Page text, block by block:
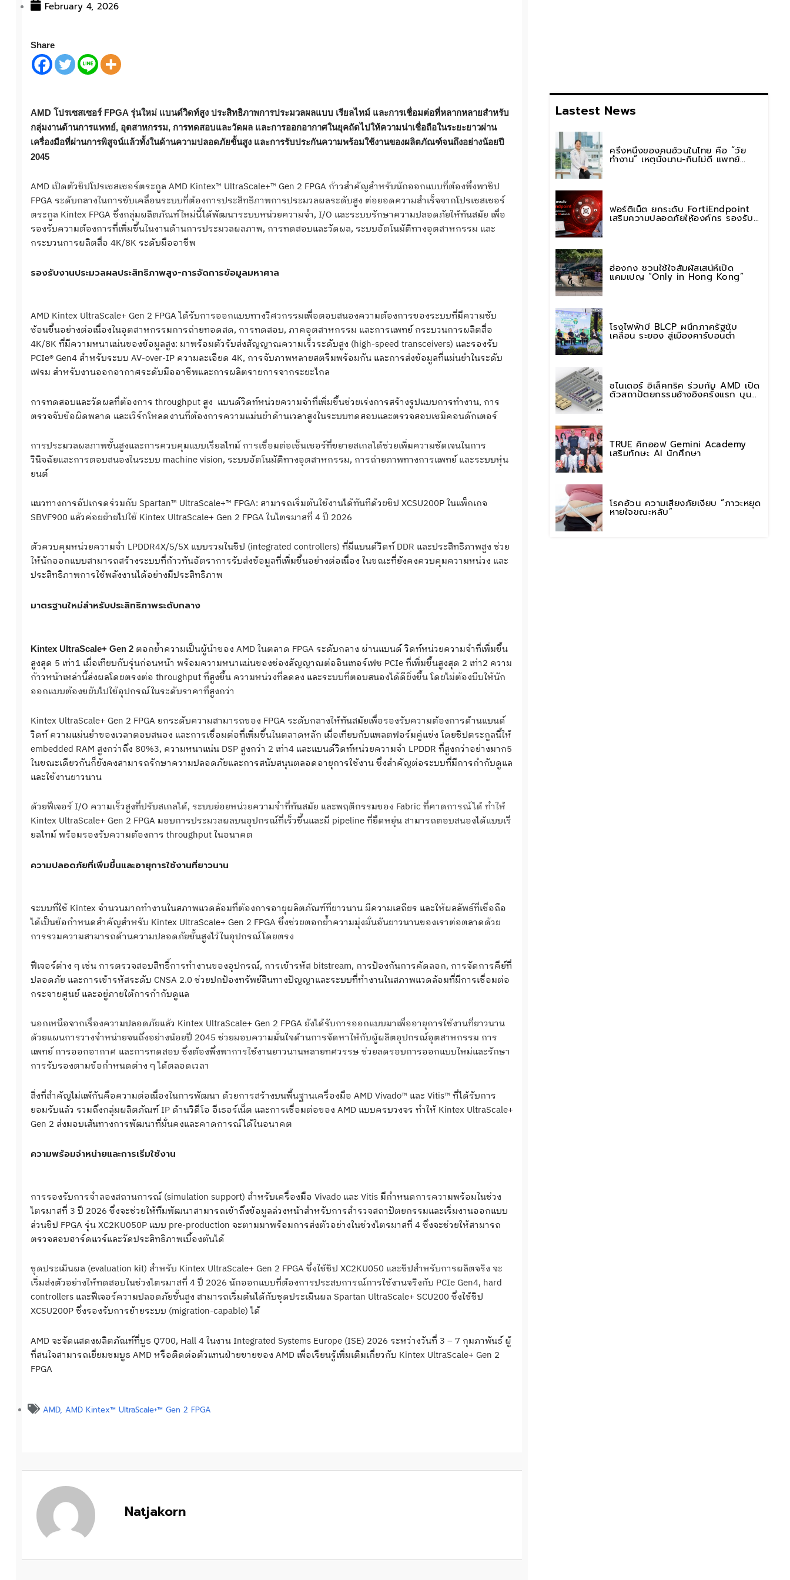
February 4, 2026
Share
AMD โปรเซสเซอร์ FPGA รุ่นใหม่ แบนด์วิดท์สูง ประสิทธิภาพการประมวลผลแบบ เรียลไทม์ และการเชื่อมต่อที่หลากหลายสำหรับ
กลุ่มงานด้านการแพทย์, อุตสาหกรรม, การทดสอบและวัดผล และการออกอากาศในยุคถัดไปให้ความน่าเชื่อถือในระยะยาวผ่าน
เครื่องมือที่ผ่านการพิสูจน์แล้วทั้งในด้านความปลอดภัยขั้นสูง และการรับประกันความพร้อมใช้งานของผลิตภัณฑ์จนถึงอย่างน้อยปี
2045
AMD เปิดตัวชิปโปรเซสเซอร์ตระกูล AMD Kintex™ UltraScale+™ Gen 2 FPGA ก้าวสำคัญสำหรับนักออกแบบที่ต้องพึ่งพาชิป
FPGA ระดับกลางในการขับเคลื่อนระบบที่ต้องการประสิทธิภาพการประมวลผลระดับสูง ต่อยอดความสำเร็จจากโปรเซสเซอร์
ตระกูล Kintex FPGA ซึ่งกลุ่มผลิตภัณฑ์ใหม่นี้ได้พัฒนาระบบหน่วยความจำ, I/O และระบบรักษาความปลอดภัยให้ทันสมัย เพื่อ
รองรับความต้องการที่เพิ่มขึ้นในงานด้านการประมวลผลภาพ, การทดสอบและวัดผล, ระบบอัตโนมัติทางอุตสาหกรรม และ
กระบวนการผลิตสื่อ 4K/8K ระดับมืออาชีพ
รองรับงานประมวลผลประสิทธิภาพสูง-การจัดการข้อมูลมหาศาล
AMD Kintex UltraScale+ Gen 2 FPGA ได้รับการออกแบบทางวิศวกรรมเพื่อตอบสนองความต้องการของระบบที่มีความซับ
ซ้อนขึ้นอย่างต่อเนื่องในอุตสาหกรรมการถ่ายทอดสด, การทดสอบ, ภาคอุตสาหกรรม และการแพทย์ กระบวนการผลิตสื่อ
4K/8K ที่มีความหนาแน่นของข้อมูลสูง: มาพร้อมตัวรับส่งสัญญาณความเร็วระดับสูง (high-speed transceivers) และรองรับ
PCIe® Gen4 สำหรับระบบ AV-over-IP ความละเอียด 4K, การจับภาพหลายสตรีมพร้อมกัน และการส่งข้อมูลที่แม่นยำในระดับ
เฟรม สำหรับงานออกอากาศระดับมืออาชีพและการผลิตรายการจากระยะไกล
การทดสอบและวัดผลที่ต้องการ throughput สูง แบนด์วิดท์หน่วยความจำที่เพิ่มขึ้นช่วยเร่งการสร้างรูปแบบการทำงาน, การ
ตรวจจับข้อผิดพลาด และเวิร์กโหลดงานที่ต้องการความแม่นยำด้านเวลาสูงในระบบทดสอบและตรวจสอบเซมิคอนดักเตอร์
การประมวลผลภาพขั้นสูงและการควบคุมแบบเรียลไทม์ การเชื่อมต่อเซ็นเซอร์ที่ขยายสเกลได้ช่วยเพิ่มความชัดเจนในการ
วินิจฉัยและการตอบสนองในระบบ machine vision, ระบบอัตโนมัติทางอุตสาหกรรม, การถ่ายภาพทางการแพทย์ และระบบหุ่น
ยนต์
แนวทางการอัปเกรดร่วมกับ Spartan™ UltraScale+™ FPGA: สามารถเริ่มต้นใช้งานได้ทันทีด้วยชิป XCSU200P ในแพ็กเกจ
SBVF900 แล้วค่อยย้ายไปใช้ Kintex UltraScale+ Gen 2 FPGA ในไตรมาสที่ 4 ปี 2026
ตัวควบคุมหน่วยความจำ LPDDR4X/5/5X แบบรวมในชิป (integrated controllers) ที่มีแบนด์วิดท์ DDR และประสิทธิภาพสูง ช่วย
ให้นักออกแบบสามารถสร้างระบบที่ก้าวทันอัตราการรับส่งข้อมูลที่เพิ่มขึ้นอย่างต่อเนื่อง ในขณะที่ยังคงควบคุมความหน่วง และ
ประสิทธิภาพการใช้พลังงานได้อย่างมีประสิทธิภาพ
มาตรฐานใหม่สำหรับประสิทธิภาพระดับกลาง
Kintex UltraScale+ Gen 2ตอกย้ำความเป็นผู้นำของ AMD ในตลาด FPGA ระดับกลาง ผ่านแบนด์ วิดท์หน่วยความจำที่เพิ่มขึ้น
สูงสุด 5 เท่า1 เมื่อเทียบกับรุ่นก่อนหน้า พร้อมความหนาแน่นของช่องสัญญาณต่ออินเทอร์เฟซ PCIe ที่เพิ่มขึ้นสูงสุด 2 เท่า2 ความ
ก้าวหน้าเหล่านี้ส่งผลโดยตรงต่อ throughput ที่สูงขึ้น ความหน่วงที่ลดลง และระบบที่ตอบสนองได้ดียิ่งขึ้น โดยไม่ต้องบีบให้นัก
ออกแบบต้องขยับไปใช้อุปกรณ์ในระดับราคาที่สูงกว่า
Kintex UltraScale+ Gen 2 FPGA ยกระดับความสามารถของ FPGA ระดับกลางให้ทันสมัยเพื่อรองรับความต้องการด้านแบนด์
วิดท์ ความแม่นยำของเวลาตอบสนอง และการเชื่อมต่อที่เพิ่มขึ้นในตลาดหลัก เมื่อเทียบกับแพลตฟอร์มคู่แข่ง โดยชิปตระกูลนี้ให้
embedded RAM สูงกว่าถึง 80%3, ความหนาแน่น DSP สูงกว่า 2 เท่า4 และแบนด์วิดท์หน่วยความจำ LPDDR ที่สูงกว่าอย่างมาก5
ในขณะเดียวกันก็ยังคงสามารถรักษาความปลอดภัยและการสนับสนุนตลอดอายุการใช้งาน ซึ่งสำคัญต่อระบบที่มีการกำกับดูแล
และใช้งานยาวนาน
ด้วยฟีเจอร์ I/O ความเร็วสูงที่ปรับสเกลได้, ระบบย่อยหน่วยความจำที่ทันสมัย และพฤติกรรมของ Fabric ที่คาดการณ์ได้ ทำให้
Kintex UltraScale+ Gen 2 FPGA มอบการประมวลผลบนอุปกรณ์ที่เร็วขึ้นและมี pipeline ที่ยืดหยุ่น สามารถตอบสนองได้แบบเรี
ยลไทม์ พร้อมรองรับความต้องการ throughput ในอนาคต
ความปลอดภัยที่เพิ่มขึ้นและอายุการใช้งานที่ยาวนาน
ระบบที่ใช้ Kintex จำนวนมากทำงานในสภาพแวดล้อมที่ต้องการอายุผลิตภัณฑ์ที่ยาวนาน มีความเสถียร และให้ผลลัพธ์ที่เชื่อถือ
ได้เป็นข้อกำหนดสำคัญสำหรับ Kintex UltraScale+ Gen 2 FPGA ซึ่งช่วยตอกย้ำความมุ่งมั่นอันยาวนานของเราต่อตลาดด้วย
การรวมความสามารถด้านความปลอดภัยขั้นสูงไว้ในอุปกรณ์โดยตรง
ฟีเจอร์ต่าง ๆ เช่น การตรวจสอบสิทธิ์การทำงานของอุปกรณ์, การเข้ารหัส bitstream, การป้องกันการคัดลอก, การจัดการคีย์ที่
ปลอดภัย และการเข้ารหัสระดับ CNSA 2.0 ช่วยปกป้องทรัพย์สินทางปัญญาและระบบที่ทำงานในสภาพแวดล้อมที่มีการเชื่อมต่อ
กระจายศูนย์ และอยู่ภายใต้การกำกับดูแล
นอกเหนือจากเรื่องความปลอดภัยแล้ว Kintex UltraScale+ Gen 2 FPGA ยังได้รับการออกแบบมาเพื่ออายุการใช้งานที่ยาวนาน
ด้วยแผนการวางจำหน่ายจนถึงอย่างน้อยปี 2045 ช่วยมอบความมั่นใจด้านการจัดหาให้กับผู้ผลิตอุปกรณ์อุตสาหกรรม การ
แพทย์ การออกอากาศ และการทดสอบ ซึ่งต้องพึ่งพาการใช้งานยาวนานหลายทศวรรษ ช่วยลดรอบการออกแบบใหม่และรักษา
การรับรองตามข้อกำหนดต่าง ๆ ได้ตลอดเวลา
สิ่งที่สำคัญไม่แพ้กันคือความต่อเนื่องในการพัฒนา ด้วยการสร้างบนพื้นฐานเครื่องมือ AMD Vivado™ และ Vitis™ ที่ได้รับการ
ยอมรับแล้ว รวมถึงกลุ่มผลิตภัณฑ์ IP ด้านวิดีโอ อีเธอร์เน็ต และการเชื่อมต่อของ AMD แบบครบวงจร ทำให้ Kintex UltraScale+
Gen 2 ส่งมอบเส้นทางการพัฒนาที่มั่นคงและคาดการณ์ได้ในอนาคต
ความพร้อมจำหน่ายและการเริ่มใช้งาน
การรองรับการจำลองสถานการณ์ (simulation support) สำหรับเครื่องมือ Vivado และ Vitis มีกำหนดการความพร้อมในช่วง
ไตรมาสที่ 3 ปี 2026 ซึ่งจะช่วยให้ทีมพัฒนาสามารถเข้าถึงข้อมูลล่วงหน้าสำหรับการสำรวจสถาปัตยกรรมและเริ่มงานออกแบบ
ส่วนชิป FPGA รุ่น XC2KU050P แบบ pre-production จะตามมาพร้อมการส่งตัวอย่างในช่วงไตรมาสที่ 4 ซึ่งจะช่วยให้สามารถ
ตรวจสอบฮาร์ดแวร์และวัดประสิทธิภาพเบื้องต้นได้
ชุดประเมินผล (evaluation kit) สำหรับ Kintex UltraScale+ Gen 2 FPGA ซึ่งใช้ชิป XC2KU050 และชิปสำหรับการผลิตจริง จะ
เริ่มส่งตัวอย่างให้ทดสอบในช่วงไตรมาสที่ 4 ปี 2026 นักออกแบบที่ต้องการประสบการณ์การใช้งานจริงกับ PCIe Gen4, hard
controllers และฟีเจอร์ความปลอดภัยขั้นสูง สามารถเริ่มต้นได้กับชุดประเมินผล Spartan UltraScale+ SCU200 ซึ่งใช้ชิป
XCSU200P ซึ่งรองรับการย้ายระบบ (migration-capable) ได้
AMD จะจัดแสดงผลิตภัณฑ์ที่บูธ Q700, Hall 4 ในงาน Integrated Systems Europe (ISE) 2026 ระหว่างวันที่ 3 – 7 กุมภาพันธ์ ผู้
ที่สนใจสามารถเยี่ยมชมบูธ AMD หรือติดต่อตัวแทนฝ่ายขายของ AMD เพื่อเรียนรู้เพิ่มเติมเกี่ยวกับ Kintex UltraScale+ Gen 2
FPGA
AMD, AMD Kintex™ UltraScale+™ Gen 2 FPGA
Natjakorn
Lastest News
ครึ่งหนึ่งของคนอ้วนในไทย คือ “วัย
ทำงาน” เหตุนั่งนาน-กินไม่ดี แพทย์
รพ.วิมุต พหลโยธิน เตือน “อย่าดูแค่เลข
ฟอร์ติเน็ต ยกระดับ FortiEndpoint
เสริมความปลอดภัยให้องค์กร รองรับ
ฮ่องกง ชวนใช้ใจสัมผัสเสน่ห์เปิด
แคมเปญ “Only in Hong Kong”
โรงไฟฟ้าบี BLCP ผนึกภาครัฐขับ
เคลื่อน ระยอง สู่เมืองคาร์บอนต่ำ
ชไนเดอร์ อิเล็คทริค ร่วมกับ AMD เปิด
ตัวสถาปัตยกรรมอ้างอิงครั้งแรก บน
แพลตฟอร์ม “Helios” เร่งการติดตั้งใช้
TRUE คิกออฟ Gemini Academy
เสริมทักษะ AI นักศึกษา
โรคอ้วน ความเสี่ยงภัยเงียบ “ภาวะหยุด
หายใจขณะหลับ”